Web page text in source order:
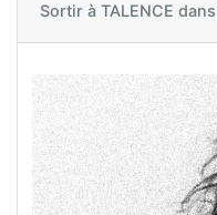
Sortir à TALENCE